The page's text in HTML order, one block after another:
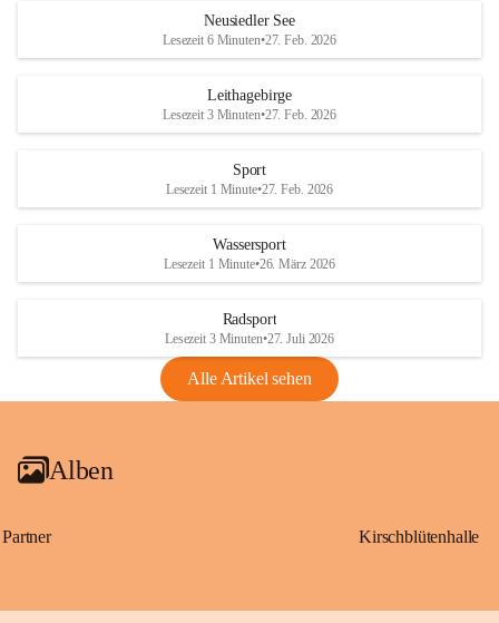
S
und den daraus folgenden wirtschaftlichen
Maßnahmen zur Bekämpfung
Rebe und der Amerikanischen
Anhang VBl. EU Nr. 18
1 Seite•1,4 MB
VBl. EU Nr. 18_2026
r
S
Neusiedler See
Lesezeit 6 Minuten•27. Feb. 2026
Leithagebirge
Lesezeit 3 Minuten•27. Feb. 2026
Sport
Lesezeit 1 Minute•27. Feb. 2026
Wassersport
Lesezeit 1 Minute•26. März 2026
Radsport
Lesezeit 3 Minuten•27. Juli 2026
Alle Artikel sehen
Alben
Partner Kirschblütenhalle